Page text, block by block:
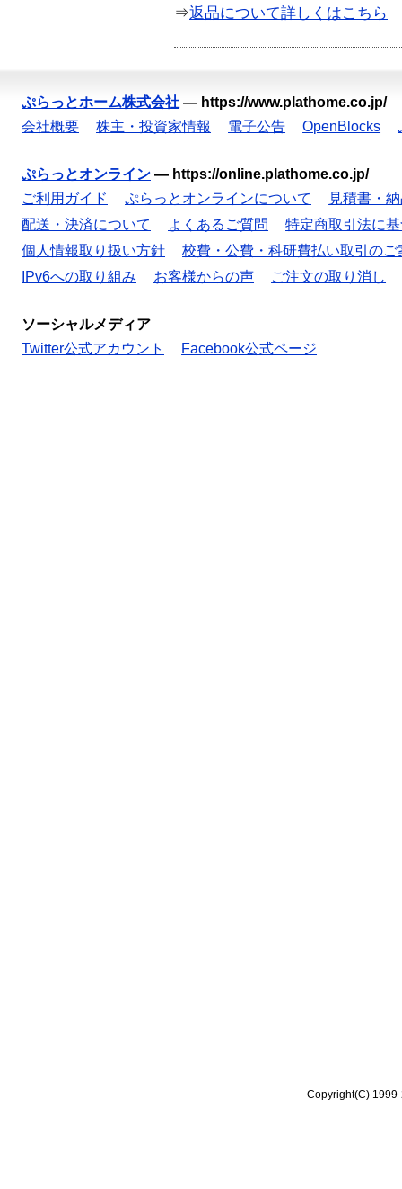
⇒返品について詳しくはこちら
ぷらっとホーム株式会社 — https://www.plathome.co.jp/
会社概要
株主・投資家情報 電子公告 OpenBlocks
ぷらっとオンライン — https://online.plathome.co.jp/
ご利用ガイド
ぷらっとオンラインについて
見積書・
配送・決済について
よくあるご質問
特定商取引法に
個人情報取り扱い方針
校費・公費・科研費払い取引のご
IPv6への取り組み
お客様からの声 ご注文の取り消し
ソーシャルメディア
Twitter公式アカウント
Facebook公式ページ
Copyright(C)